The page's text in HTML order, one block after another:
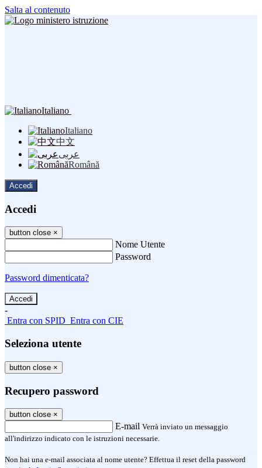
Salta al contenuto
Italiano
Italiano
中文
عربى
Română
Accedi
Accedi
button close ×
Nome Utente
Password
Password dimenticata?
-
Entra con SPID Entra con CIE
Seleziona utente
button close ×
Recupero password
button close ×
E-mail Verrà inviato un messaggio
all'indirizzo indicato con le istruzioni necessarie.
Non hai una e-mail associata al nome utente? Effettua il reset della password